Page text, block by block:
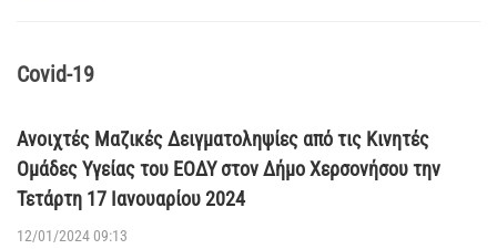
Covid-19
Ανοιχτές Μαζικές Δειγματοληψίες από τις Κινητές
Ομάδες Υγείας του ΕΟΔΥ στον Δήμο Χερσονήσου την
Τετάρτη 17 Ιανουαρίου 2024
12/01/2024 09:13